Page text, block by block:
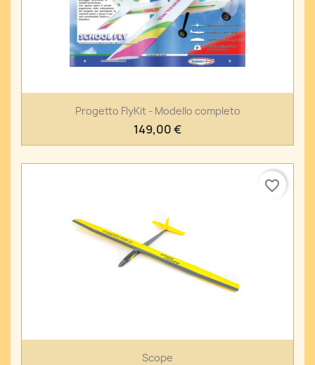
Progetto FlyKit - Modello completo
149,00 €
Scope
favorite_border